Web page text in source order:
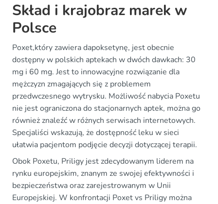
Skład i krajobraz marek w
Polsce
Poxet,który zawiera dapoksetynę, jest obecnie
dostępny w polskich aptekach w dwóch dawkach: 30
mg i 60 mg. Jest to innowacyjne rozwiązanie dla
mężczyzn zmagających się z problemem
przedwczesnego wytrysku. Możliwość nabycia Poxetu
nie jest ograniczona do stacjonarnych aptek, można go
również znaleźć w różnych serwisach internetowych.
Specjaliści wskazują, że dostępność leku w sieci
ułatwia pacjentom podjęcie decyzji dotyczącej terapii.
Obok Poxetu, Priligy jest zdecydowanym liderem na
rynku europejskim, znanym ze swojej efektywności i
bezpieczeństwa oraz zarejestrowanym w Unii
Europejskiej. W konfrontacji Poxet vs Priligy można